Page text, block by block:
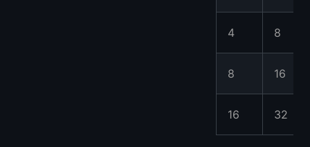
4 8
8 16
16 32